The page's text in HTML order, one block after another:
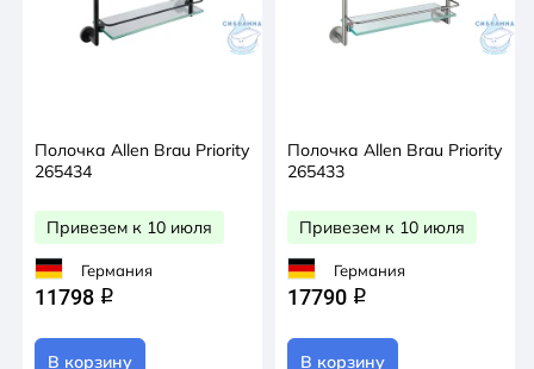
Полочка Allen Brau Priority
265434
Привезем к 10 июля
Германия
11798 q
В корзину
Полочка Allen Brau Priority
265433
Привезем к 10 июля
Германия
17790 q
В корзину